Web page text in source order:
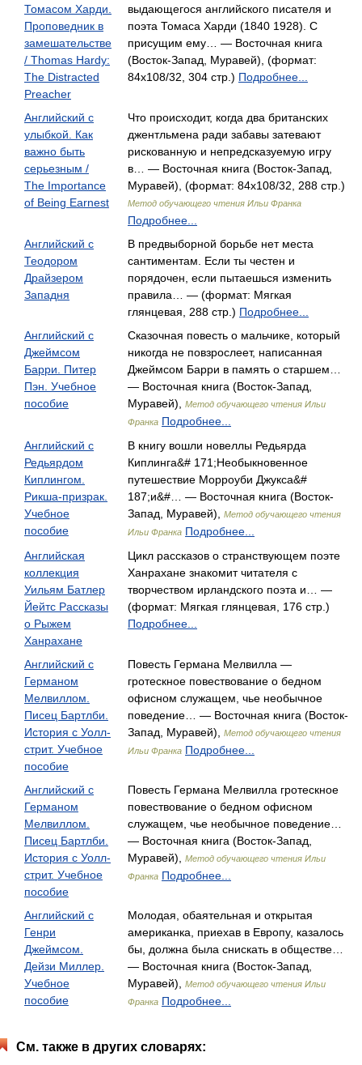
Томасом Харди.
Проповедник в
замешательстве
/ Thomas Hardy:
The Distracted
Preacher
выдающегося английского писателя и
поэта Томаса Харди (1840 1928). С
присущим ему… — Восточная книга
(Восток-Запад, Муравей), (формат:
84x108/32, 304 стр.) Подробнее...
Английский с
улыбкой. Как
важно быть
серьезным /
The Importance
of Being Earnest
Что происходит, когда два британских
джентльмена ради забавы затевают
рискованную и непредсказуемую игру
в… — Восточная книга (Восток-Запад,
Муравей), (формат: 84x108/32, 288 стр.)
Метод обучающего чтения Ильи Франка
Подробнее...
Английский с
Теодором
Драйзером
Западня
В предвыборной борьбе нет места
сантиментам. Если ты честен и
порядочен, если пытаешься изменить
правила… — (формат: Мягкая
глянцевая, 288 стр.) Подробнее...
Английский с
Джеймсом
Барри. Питер
Пэн. Учебное
пособие
Сказочная повесть о мальчике, который
никогда не повзрослеет, написанная
Джеймсом Барри в память о старшем…
— Восточная книга (Восток-Запад,
Муравей),
Метод обучающего чтения Ильи
Франка Подробнее...
Английский с
Редьярдом
Киплингом.
Рикша-призрак.
Учебное
пособие
В книгу вошли новеллы Редьярда
Киплинга&# 171;Необыкновенное
путешествие Морроуби Джукса&#
187;и&#… — Восточная книга (Восток-
Запад, Муравей),
Метод обучающего чтения
Ильи Франка Подробнее...
Английская
коллекция
Уильям Батлер
Йейтс Рассказы
о Рыжем
Ханрахане
Цикл рассказов о странствующем поэте
Ханрахане знакомит читателя с
творчеством ирландского поэта и… —
(формат: Мягкая глянцевая, 176 стр.)
Подробнее...
Английский с
Германом
Мелвиллом.
Писец Бартлби.
История с Уолл-
стрит. Учебное
пособие
Повесть Германа Мелвилла —
гротескное повествование о бедном
офисном служащем, чье необычное
поведение… — Восточная книга (Восток-
Запад, Муравей),
Метод обучающего чтения
Ильи Франка Подробнее...
Английский с
Германом
Мелвиллом.
Писец Бартлби.
История с Уолл-
стрит. Учебное
пособие
Повесть Германа Мелвилла гротескное
повествование о бедном офисном
служащем, чье необычное поведение…
— Восточная книга (Восток-Запад,
Муравей),
Метод обучающего чтения Ильи
Франка Подробнее...
Английский с
Генри
Джеймсом.
Дейзи Миллер.
Учебное
пособие
Молодая, обаятельная и открытая
американка, приехав в Европу, казалось
бы, должна была снискать в обществе…
— Восточная книга (Восток-Запад,
Муравей),
Метод обучающего чтения Ильи
Франка Подробнее...
См. также в других словарях: